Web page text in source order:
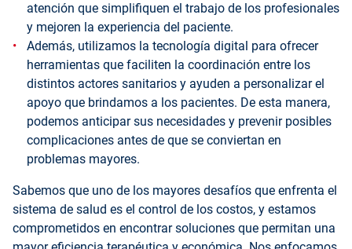
atención que simplifiquen el trabajo de los profesionales
y mejoren la experiencia del paciente.
Además, utilizamos la tecnología digital para ofrecer
herramientas que faciliten la coordinación entre los
distintos actores sanitarios y ayuden a personalizar el
apoyo que brindamos a los pacientes. De esta manera,
podemos anticipar sus necesidades y prevenir posibles
complicaciones antes de que se conviertan en
problemas mayores.
Sabemos que uno de los mayores desafíos que enfrenta el
sistema de salud es el control de los costos, y estamos
comprometidos en encontrar soluciones que permitan una